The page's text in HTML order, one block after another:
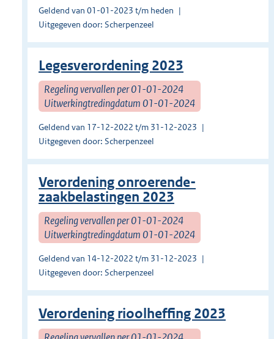
Geldend van 01-01-2023 t/m heden
Uitgegeven door: Scherpenzeel
Legesverordening 2023
Regeling vervallen per 01-01-2024
Uitwerkingtredingdatum 01-01-2024
Geldend van 17-12-2022 t/m 31-12-2023
Uitgegeven door: Scherpenzeel
Verordening onroerende-
zaakbelastingen 2023
Regeling vervallen per 01-01-2024
Uitwerkingtredingdatum 01-01-2024
Geldend van 14-12-2022 t/m 31-12-2023
Uitgegeven door: Scherpenzeel
Verordening rioolheffing 2023